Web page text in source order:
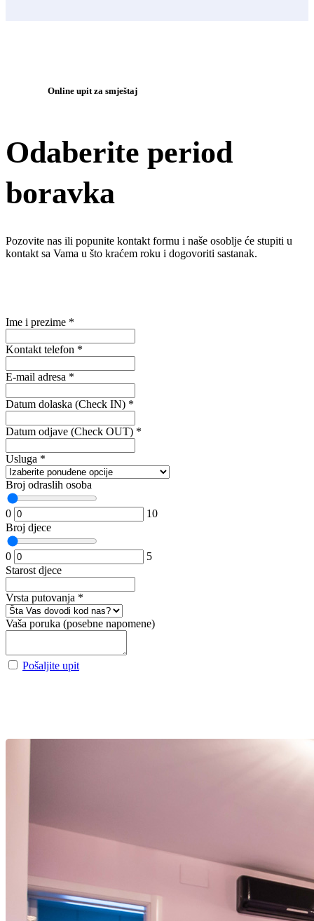
Online upit za smještaj
Odaberite period
boravka
Pozovite nas ili popunite kontakt formu i naše osoblje će stupiti u
kontakt sa Vama u što kraćem roku i dogovoriti sastanak.
Ime i prezime *
Kontakt telefon *
E-mail adresa *
Datum dolaska (Check IN) *
Datum odjave (Check OUT) *
Usluga *
Broj odraslih osoba
0
10
Broj djece
0
5
Starost djece
Vrsta putovanja *
Vaša poruka (posebne napomene)
Pošaljite upit